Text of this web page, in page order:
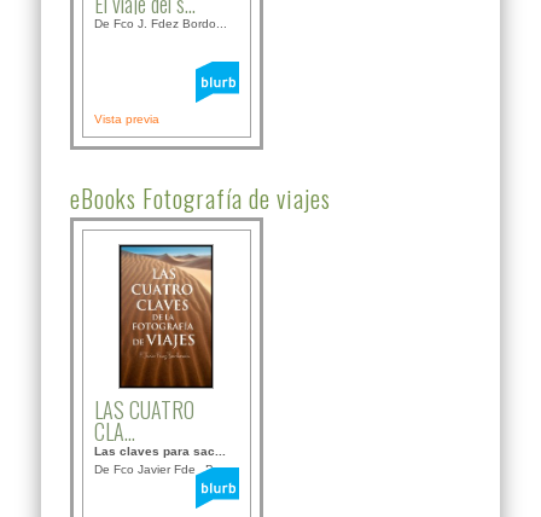
De Fco J. Fdez Bordo...
Vista previa
eBooks Fotografía de viajes
LAS CUATRO
CLA...
Las claves para sac...
De Fco Javier Fdez B...